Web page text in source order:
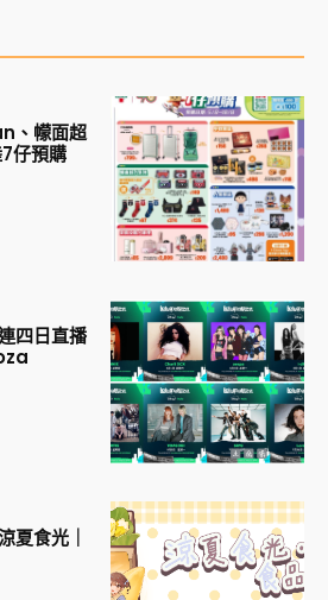
、幪面超
仔預購
四日直播
夏食光｜